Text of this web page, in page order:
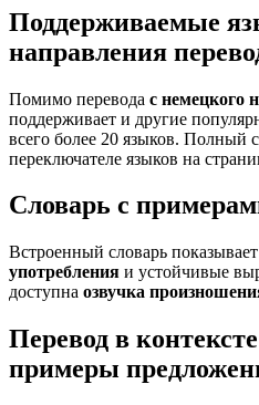
Поддерживаемые
направления
Помимо перевода с немецкого
поддерживает и другие
всего более 20 языков. Полный
переключателе языков на
Словарь с
Встроенный словарь показывает
употребления и устойчивые
доступна озвучка
Перевод в
примеры